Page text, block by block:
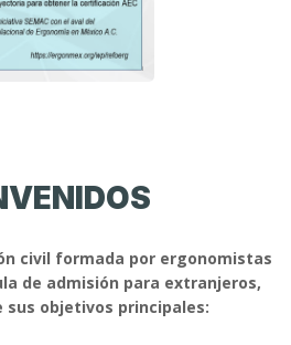
civil formada por ergonomistas
de admisión para extranjeros,
objetivos principales: